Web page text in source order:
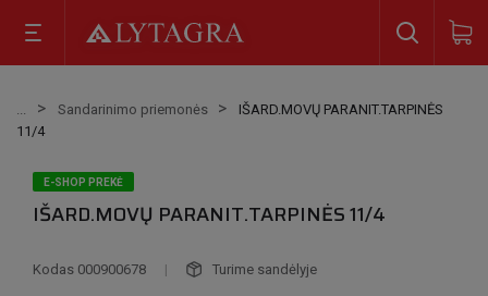
Sandarinimo priemonės
IŠARD.MOVŲ PARANIT.TARPINĖS
11/4
E-SHOP PREKĖ
IŠARD.MOVŲ PARANIT.TARPINĖS 11/4
Kodas 000900678 | Turime sandėlyje